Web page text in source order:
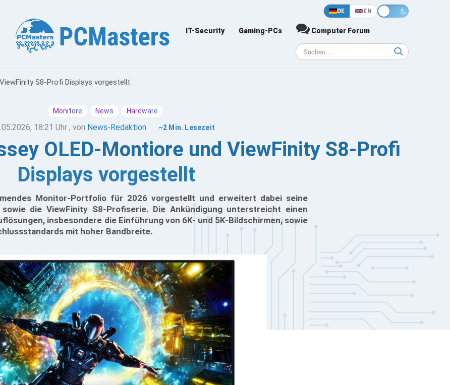
DE EN
IT-Security Gaming-PCs Computer Forum
S8-Profi Displays vorgestellt
Monitore News Hardware
18:21 Uhr , von News-Redaktion ~2 Min. Lesezeit
OLED-Montiore und ViewFinity S8-Profi
Displays vorgestellt
Monitor-Portfolio für 2026 vorgestellt und erweitert dabei seine
sowie die ViewFinity S8-Profiserie. Die Ankündigung unterstreicht einen
insbesondere die Einführung von 6K- und 5K-Bildschirmen, sowie
mit hoher Bandbreite.